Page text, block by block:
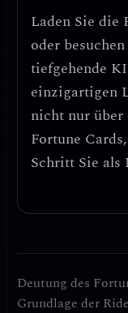
Laden Sie die
oder
tiefgehende
einzigartigen
nicht nur über
Fortune
Schritt Sie als
Deutung des
Grundlage der